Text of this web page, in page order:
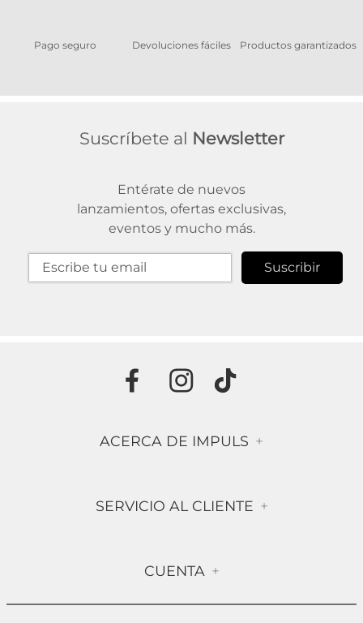
Pago seguro Devoluciones fáciles Productos garantizados
Suscríbete al Newsletter
Entérate de nuevos
lanzamientos, ofertas exclusivas,
eventos y mucho más.
Suscribir
ACERCA DE IMPULS +
Contáctanos
Compra Segura
SERVICIO AL CLIENTE +
CUENTA +